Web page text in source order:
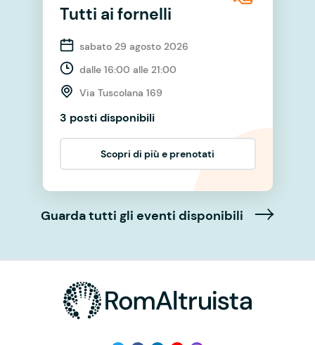
Tutti ai fornelli
sabato 29 agosto 2026
dalle 16:00 alle 21:00
Via Tuscolana 169
3 posti disponibili
Scopri di più e prenotati
Guarda tutti gli eventi disponibili